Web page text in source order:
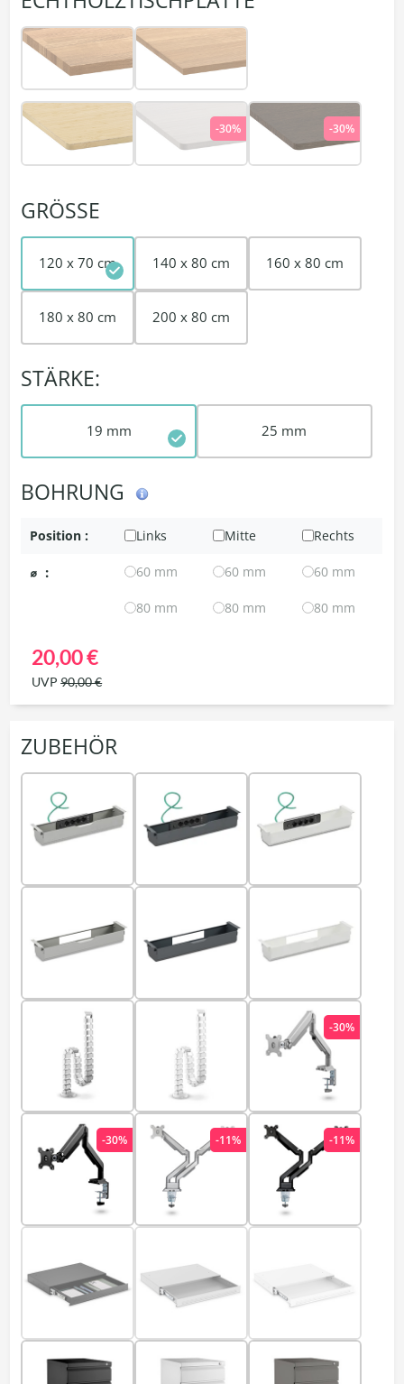
-30% -30%
GRÖSSE
120 x 70 cm 140 x 80 cm 160 x 80 cm
180 x 80 cm 200 x 80 cm
STÄRKE:
19 mm 25 mm
BOHRUNG
Position : Links Mitte Rechts
⌀ : 60 mm 60 mm 60 mm
80 mm 80 mm 80 mm
20,00 €
UVP90,00 €
ZUBEHÖR
-30%
-30% -11% -11%